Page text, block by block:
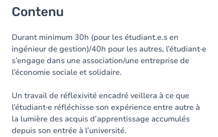
Contenu
Durant minimum 30h (pour les étudiant.e.s en
ingénieur de gestion)/40h pour les autres, l’étudiant·e
s’engage dans une association/une entreprise de
l’économie sociale et solidaire.
Un travail de réflexivité encadré veillera à ce que
l’étudiant·e réfléchisse son expérience entre autre à
la lumière des acquis d’apprentissage accumulés
depuis son entrée à l’université.